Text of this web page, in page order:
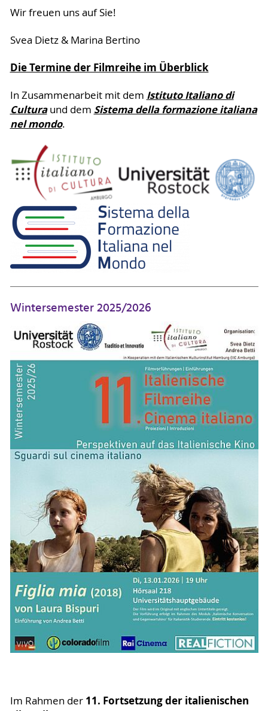
Wir freuen uns auf Sie!
Svea Dietz & Marina Bertino
Die Termine der Filmreihe im Überblick
In Zusammenarbeit mit dem Istituto Italiano di
Culturaund dem Sistema della formazione italiana
nel mondo.
Wintersemester 2025/2026
Im Rahmen der 11. Fortsetzung der italienischen